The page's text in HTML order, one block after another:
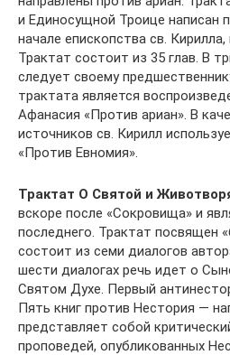
и Единосущной Троице написан
начале епископства св. Кирилла,
Трактат состоит из 35 глав. В
следует своему
трактата является
Афанасия «Против ариан». В
источников св. Кирилл
«Против Евномия».
Трактат О Святой и
вскоре после «Сокровища» и
последнего. Трактат посвящен
состоит из семи диалогов
шести диалогах речь идет о
Святом Духе. Первый
Пять книг против Нестория —
представляет собой
проповедей, опубликованных